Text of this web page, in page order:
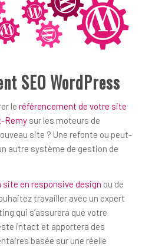
SEO WordPress
le référencement de votre site
Remysur les moteurs de
site ? Une refonte ou peut-
autre système de gestion de
site en responsive design ou de
travailler avec un expert
qui s’assurera que votre
intact et apportera des
basée sur une réelle